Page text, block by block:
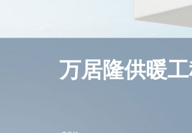
万居隆供暖